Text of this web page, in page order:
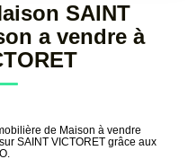
Créer une alerte
SAINT
a vendre à
de Maison à vendre
SAINT VICTORET grâce aux